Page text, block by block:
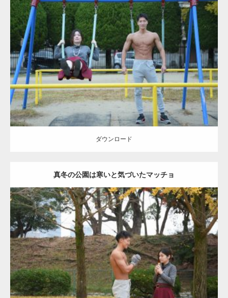
Update: 2021.07.6
Category:公園のマッチョ その他 AKIHITO(細マッチョ) 腹筋 大胸筋
ダウンロード
ダウンロード
真冬の公園は寒いと気づいたマッチョ
Update: 2021.07.8
Category:公園のマッチョ その他 AKIHITO(細マッチョ) 上腕三頭筋
肩
ダウンロード